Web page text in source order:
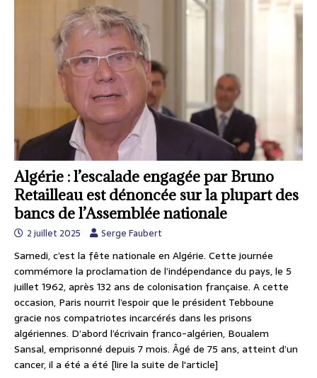
Algérie : l’escalade engagée par Bruno
Retailleau est dénoncée sur la plupart des
bancs de l’Assemblée nationale
2 juillet 2025 Serge Faubert
Samedi, c’est la fête nationale en Algérie. Cette journée
commémore la proclamation de l’indépendance du pays, le 5
juillet 1962, après 132 ans de colonisation française. A cette
occasion, Paris nourrit l’espoir que le président Tebboune
gracie nos compatriotes incarcérés dans les prisons
algériennes. D’abord l’écrivain franco-algérien, Boualem
Sansal, emprisonné depuis 7 mois. Âgé de 75 ans, atteint d’un
cancer, il a été a été [lire la suite de l'article]